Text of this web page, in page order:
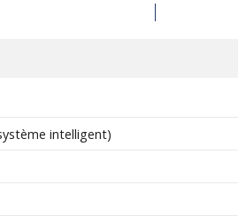
intelligent)